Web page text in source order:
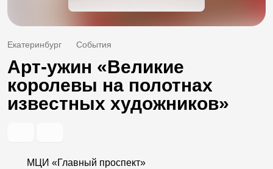
Екатеринбург События
Арт-ужин «Великие
королевы на полотнах
известных художников»
МЦИ «Главный проспект»